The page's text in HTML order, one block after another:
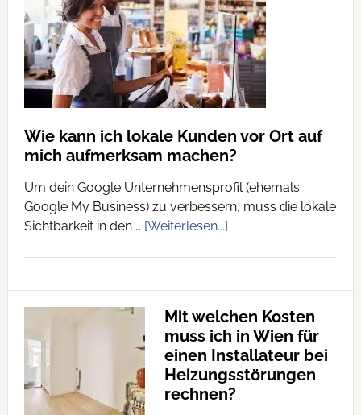
Wie kann ich lokale Kunden vor Ort auf
mich aufmerksam machen?
Um dein Google Unternehmensprofil (ehemals
Google My Business) zu verbessern, muss die lokale
Sichtbarkeit in den … [Weiterlesen...]
Mit welchen Kosten
muss ich in Wien für
einen Installateur bei
Heizungsstörungen
rechnen?